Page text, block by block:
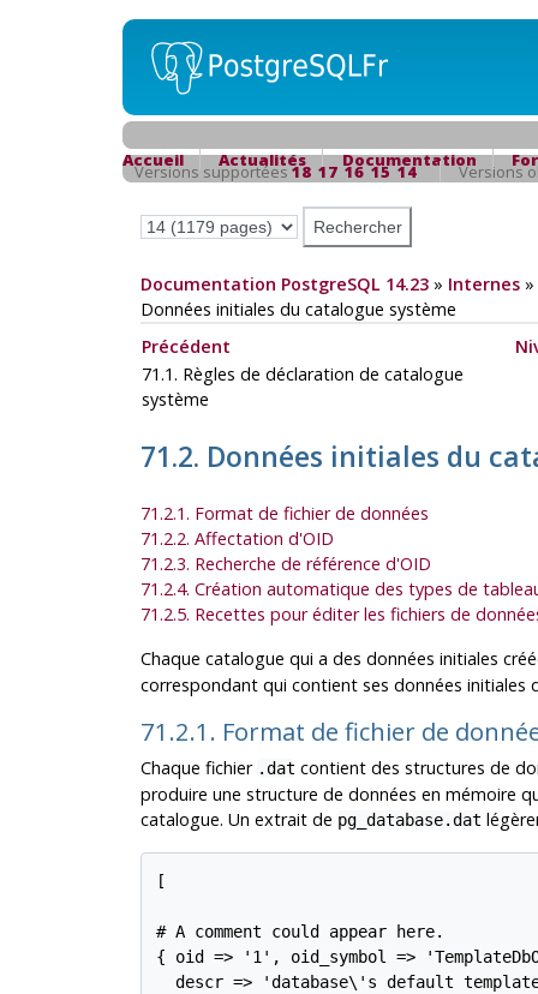
Accueil Actualités Documentation
Versions supportées18 17 16 15 14 Versions
Documentation PostgreSQL 14.23» Internes»
Données initiales du catalogue système
Précédent
71.1. Règles de déclaration de catalogue
système
71.2. Données initiales du
71.2.1. Format de fichier de données
71.2.2. Affectation d'OID
71.2.3. Recherche de référence d'OID
71.2.4. Création automatique des types de
71.2.5. Recettes pour éditer les fichiers de
Chaque catalogue qui a des données initiales
correspondant qui contient ses données initiales
71.2.1. Format de fichier de
Chaque fichier .dat contient des structures de
produire une structure de données en mémoire
catalogue. Un extrait de pg_database.dat
[
# A comment could appear here.
{ oid => '1', oid_symbol =>
descr => 'database\'s default